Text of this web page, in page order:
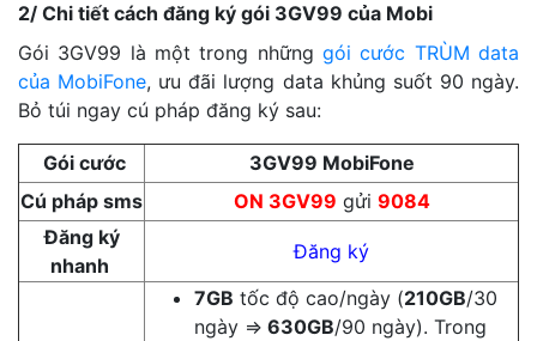
2/ Chi tiết cách đăng ký gói 3GV99 của Mobi
Gói 3GV99 là một trong những gói cước TRÙM data
của MobiFone, ưu đãi lượng data khủng suốt 90 ngày.
Bỏ túi ngay cú pháp đăng ký sau:
Gói cước
3GV99 MobiFone
Cú pháp sms
ON 3GV99 gửi 9084
Đăng ký
nhanh
Đăng ký
7GB tốc độ cao/ngày (210GB/30
ngày => 630GB/90 ngày). Trong